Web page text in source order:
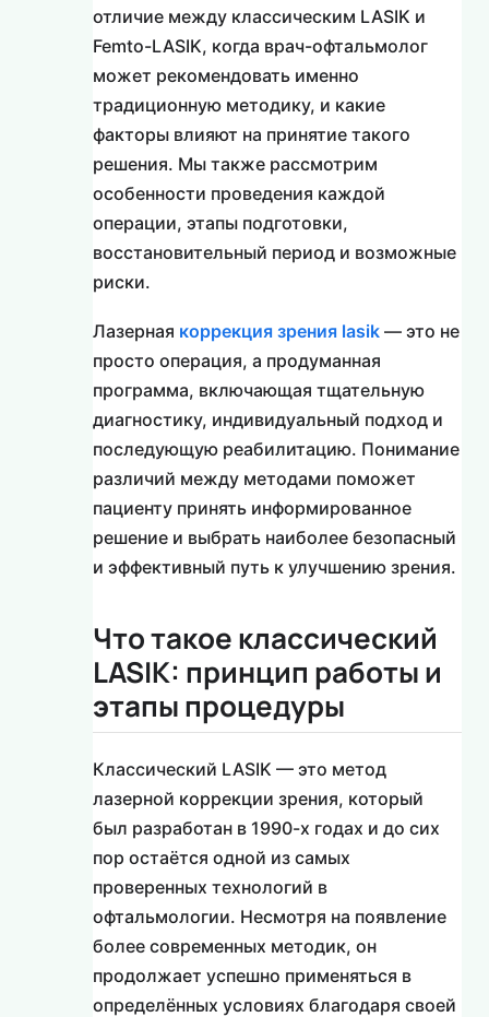
отличие между классическим LASIK и
Femto-LASIK, когда врач-офтальмолог
может рекомендовать именно
традиционную методику, и какие
факторы влияют на принятие такого
решения. Мы также рассмотрим
особенности проведения каждой
операции, этапы подготовки,
восстановительный период и возможные
риски.
Лазерная коррекция зрения lasik — это не
просто операция, а продуманная
программа, включающая тщательную
диагностику, индивидуальный подход и
последующую реабилитацию. Понимание
различий между методами поможет
пациенту принять информированное
решение и выбрать наиболее безопасный
и эффективный путь к улучшению зрения.
Что такое классический
LASIK: принцип работы и
этапы процедуры
Классический LASIK — это метод
лазерной коррекции зрения, который
был разработан в 1990-х годах и до сих
пор остаётся одной из самых
проверенных технологий в
офтальмологии. Несмотря на появление
более современных методик, он
продолжает успешно применяться в
определённых условиях благодаря своей